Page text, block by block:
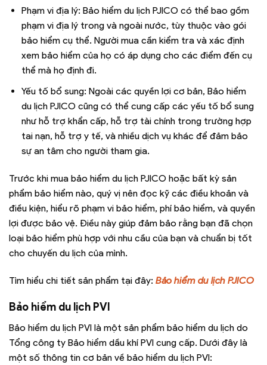
Phạm vi địa lý: Bảo hiểm du lịch PJICO có thể bao gồm
phạm vi địa lý trong và ngoài nước, tùy thuộc vào gói
bảo hiểm cụ thể. Người mua cần kiểm tra và xác định
xem bảo hiểm của họ có áp dụng cho các điểm đến cụ
thể mà họ định đi.
Yếu tố bổ sung: Ngoài các quyền lợi cơ bản, Bảo hiểm
du lịch PJICO cũng có thể cung cấp các yếu tố bổ sung
như hỗ trợ khẩn cấp, hỗ trợ tài chính trong trường hợp
tai nạn, hỗ trợ y tế, và nhiều dịch vụ khác để đảm bảo
sự an tâm cho người tham gia.
Trước khi mua bảo hiểm du lịch PJICO hoặc bất kỳ sản
phẩm bảo hiểm nào, quý vị nên đọc kỹ các điều khoản và
điều kiện, hiểu rõ phạm vi bảo hiểm, phí bảo hiểm, và quyền
lợi được bảo vệ. Điều này giúp đảm bảo rằng bạn đã chọn
loại bảo hiểm phù hợp với nhu cầu của bạn và chuẩn bị tốt
cho chuyến du lịch của mình.
Tìm hiểu chi tiết sản phẩm tại đây: Bảo hiểm du lịch PJICO
Bảo hiểm du lịch PVI
Bảo hiểm du lịch PVI là một sản phẩm bảo hiểm du lịch do
Tổng công ty Bảo hiểm dầu khí PVI cung cấp. Dưới đây là
một số thông tin cơ bản về bảo hiểm du lịch PVI: